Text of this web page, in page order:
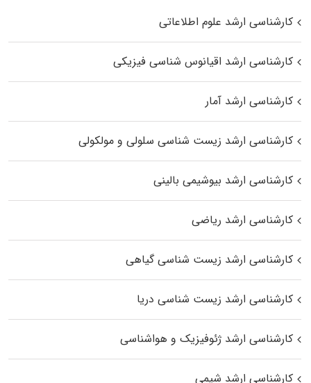
کارشناسی ارشد علوم اطلاعاتی
کارشناسی ارشد اقیانوس‌ شناسی فیزیکی
کارشناسی ارشد آمار
کارشناسی ارشد زیست شناسی سلولی و مولکولی
کارشناسی ارشد بیوشیمی بالینی
کارشناسی ارشد ریاضی
کارشناسی ارشد زیست‌ شناسی گیاهی
کارشناسی ارشد زیست‌ شناسی دریا
کارشناسی ارشد ژئوفیزیک و هواشناسی
کارشناسی ارشد شیمی